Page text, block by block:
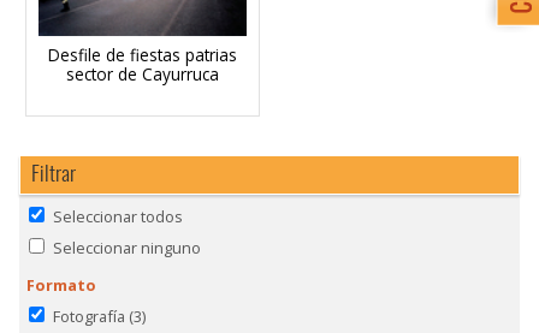
Desfile de fiestas patrias
sector de Cayurruca
Filtrar
Seleccionar todos
Seleccionar ninguno
Formato
Fotografía (3)